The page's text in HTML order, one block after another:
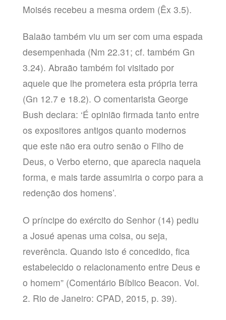
Moisés recebeu a mesma ordem (Êx 3.5).
Balaão também viu um ser com uma espada
desempenhada (Nm 22.31; cf. também Gn
3.24). Abraão também foi visitado por
aquele que lhe prometera esta própria terra
(Gn 12.7 e 18.2). O comentarista George
Bush declara: ‘É opinião firmada tanto entre
os expositores antigos quanto modernos
que este não era outro senão o Filho de
Deus, o Verbo eterno, que aparecia naquela
forma, e mais tarde assumiria o corpo para a
redenção dos homens’.
O príncipe do exército do Senhor (14) pediu
a Josué apenas uma coisa, ou seja,
reverência. Quando isto é concedido, fica
estabelecido o relacionamento entre Deus e
o homem” (Comentário Bíblico Beacon. Vol.
2. Rio de Janeiro: CPAD, 2015, p. 39).